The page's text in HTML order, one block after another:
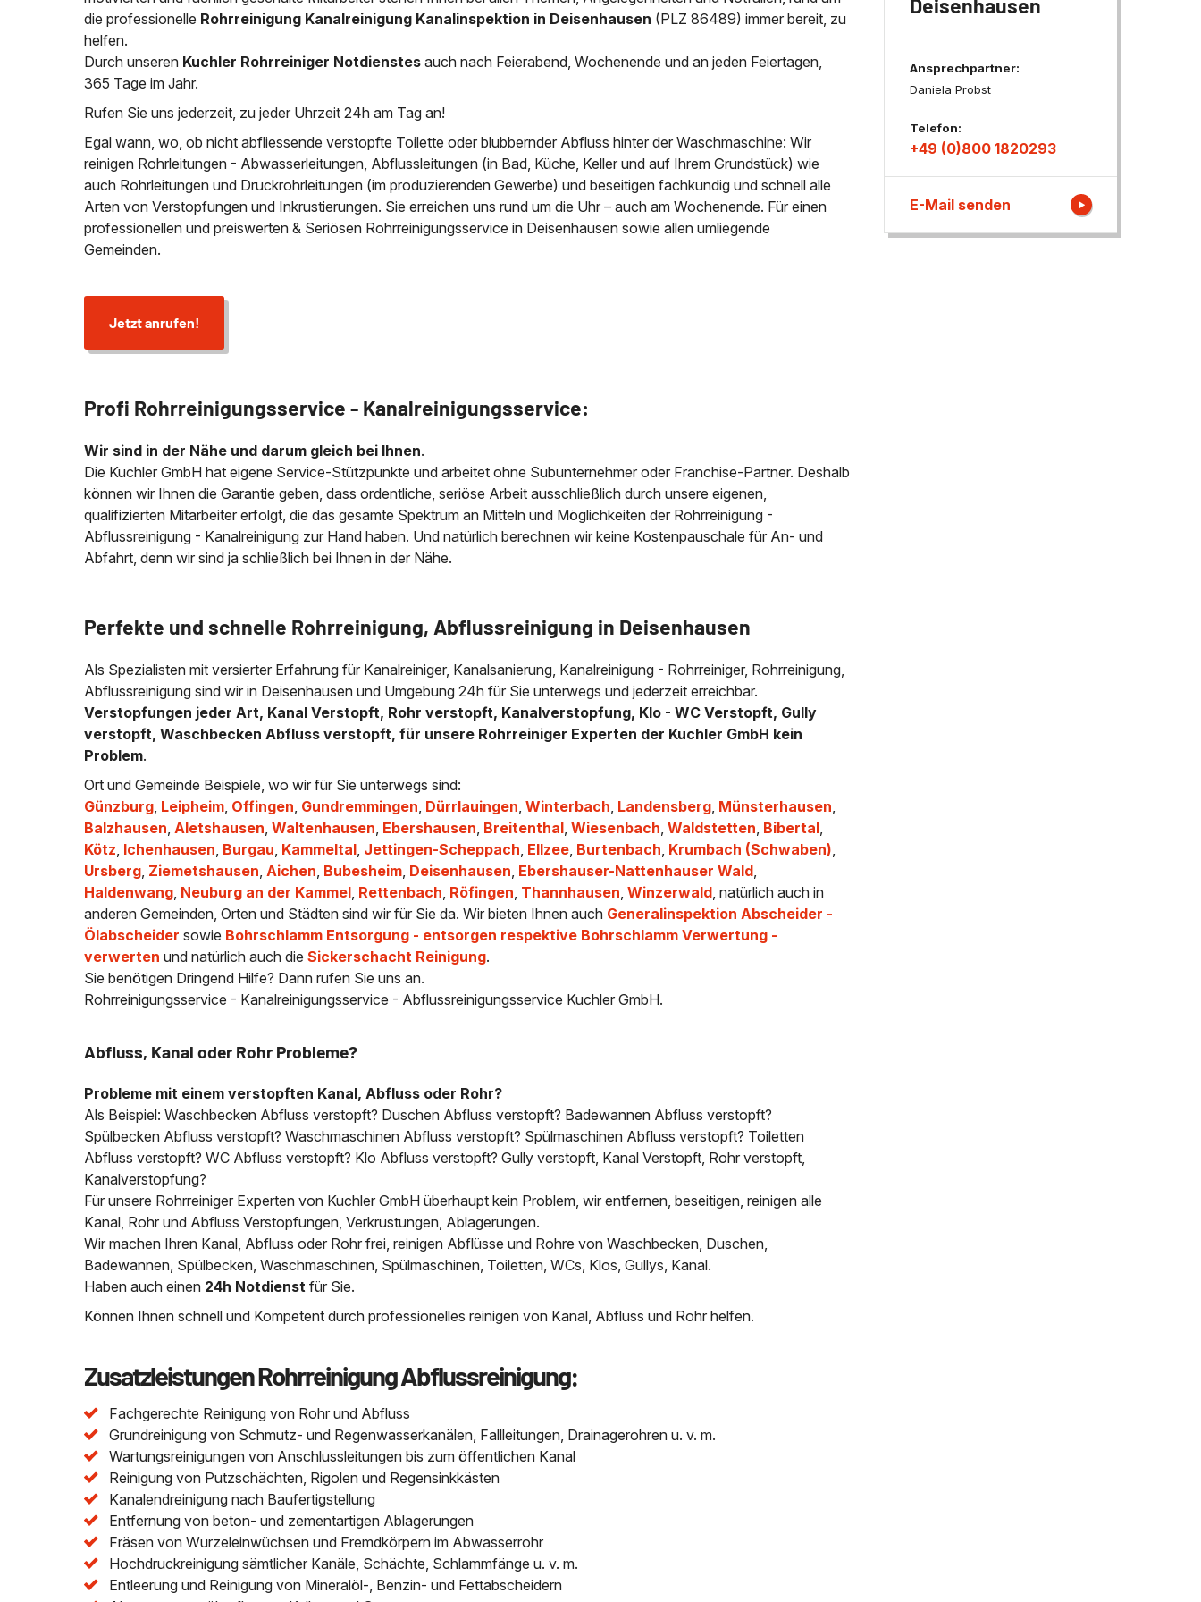
News & Aktuelles
Zertifikate / Bestätigungen
die professionelle Rohrreinigung Kanalreinigung Kanalinspektion in Deisenhausen (PLZ 86489) immer bereit, zu
helfen.
Durch unseren Kuchler Rohrreiniger Notdienstes auch nach Feierabend, Wochenende und an jeden Feiertagen,
365 Tage im Jahr.
Rufen Sie uns jederzeit, zu jeder Uhrzeit 24h am Tag an!
Egal wann, wo, ob nicht abfliessende verstopfte Toilette oder blubbernder Abfluss hinter der Waschmaschine: Wir
reinigen Rohrleitungen - Abwasserleitungen, Abflussleitungen (in Bad, Küche, Keller und auf Ihrem Grundstück) wie
auch Rohrleitungen und Druckrohrleitungen (im produzierenden Gewerbe) und beseitigen fachkundig und schnell alle
Arten von Verstopfungen und Inkrustierungen. Sie erreichen uns rund um die Uhr – auch am Wochenende. Für einen
professionellen und preiswerten & Seriösen Rohrreinigungsservice in Deisenhausen sowie allen umliegende
Gemeinden.
Jetzt anrufen!
Profi Rohrreinigungsservice - Kanalreinigungsservice:
Wir sind in der Nähe und darum gleich bei Ihnen.
Die Kuchler GmbH hat eigene Service-Stützpunkte und arbeitet ohne Subunternehmer oder Franchise-Partner. Deshalb
können wir Ihnen die Garantie geben, dass ordentliche, seriöse Arbeit ausschließlich durch unsere eigenen,
qualifizierten Mitarbeiter erfolgt, die das gesamte Spektrum an Mitteln und Möglichkeiten der Rohrreinigung -
Abflussreinigung - Kanalreinigung zur Hand haben. Und natürlich berechnen wir keine Kostenpauschale für An- und
Abfahrt, denn wir sind ja schließlich bei Ihnen in der Nähe.
Perfekte und schnelle Rohrreinigung, Abflussreinigung in Deisenhausen
Als Spezialisten mit versierter Erfahrung für Kanalreiniger, Kanalsanierung, Kanalreinigung - Rohrreiniger, Rohrreinigung,
Abflussreinigung sind wir in Deisenhausen und Umgebung 24h für Sie unterwegs und jederzeit erreichbar.
Verstopfungen jeder Art, Kanal Verstopft, Rohr verstopft, Kanalverstopfung, Klo - WC Verstopft, Gully
verstopft, Waschbecken Abfluss verstopft, für unsere Rohrreiniger Experten der Kuchler GmbH kein
Problem.
Ort und Gemeinde Beispiele, wo wir für Sie unterwegs sind:
Günzburg, Leipheim, Offingen, Gundremmingen, Dürrlauingen,Winterbach, Landensberg, Münsterhausen,
Balzhausen,Aletshausen,Waltenhausen, Ebershausen, Breitenthal,Wiesenbach,Waldstetten, Bibertal,
Kötz, Ichenhausen, Burgau, Kammeltal, Jettingen-Scheppach, Ellzee, Burtenbach, Krumbach (Schwaben),
Ursberg, Ziemetshausen,Aichen, Bubesheim, Deisenhausen, Ebershauser-Nattenhauser Wald,
Haldenwang, Neuburg an der Kammel, Rettenbach, Röfingen, Thannhausen,Winzerwald, natürlich auch in
anderen Gemeinden, Orten und Städten sind wir für Sie da. Wir bieten Ihnen auch Generalinspektion Abscheider -
Ölabscheider sowie Bohrschlamm Entsorgung - entsorgen respektive Bohrschlamm Verwertung -
verwerten und natürlich auch dieSickerschacht Reinigung.
Sie benötigen Dringend Hilfe? Dann rufen Sie uns an.
Rohrreinigungsservice - Kanalreinigungsservice - Abflussreinigungsservice Kuchler GmbH.
Abfluss, Kanal oder Rohr Probleme?
Probleme mit einem verstopften Kanal, Abfluss oder Rohr?
Als Beispiel: Waschbecken Abfluss verstopft? Duschen Abfluss verstopft? Badewannen Abfluss verstopft?
Spülbecken Abfluss verstopft? Waschmaschinen Abfluss verstopft? Spülmaschinen Abfluss verstopft? Toiletten
Abfluss verstopft? WC Abfluss verstopft? Klo Abfluss verstopft? Gully verstopft, Kanal Verstopft, Rohr verstopft,
Kanalverstopfung?
Für unsere Rohrreiniger Experten von Kuchler GmbH überhaupt kein Problem, wir entfernen, beseitigen, reinigen alle
Kanal, Rohr und Abfluss Verstopfungen, Verkrustungen, Ablagerungen.
Wir machen Ihren Kanal, Abfluss oder Rohr frei, reinigen Abflüsse und Rohre von Waschbecken, Duschen,
Badewannen, Spülbecken, Waschmaschinen, Spülmaschinen, Toiletten, WCs, Klos, Gullys, Kanal.
Haben auch einen 24h Notdienst für Sie.
Können Ihnen schnell und Kompetent durch professionelles reinigen von Kanal, Abfluss und Rohr helfen.
Zusatzleistungen Rohrreinigung Abflussreinigung:
Fachgerechte Reinigung von Rohr und Abfluss
Grundreinigung von Schmutz- und Regenwasserkanälen, Fallleitungen, Drainagerohren u. v. m.
Wartungsreinigungen von Anschlussleitungen bis zum öffentlichen Kanal
Reinigung von Putzschächten, Rigolen und Regensinkkästen
Kanalendreinigung nach Baufertigstellung
Entfernung von beton- und zementartigen Ablagerungen
Fräsen von Wurzeleinwüchsen und Fremdkörpern im Abwasserrohr
Hochdruckreinigung sämtlicher Kanäle, Schächte, Schlammfänge u. v. m.
Entleerung und Reinigung von Mineralöl-, Benzin- und Fettabscheidern
Deisenhausen
Ansprechpartner:
Daniela Probst
Telefon:
+49 (0)800 1820293
E-Mail senden